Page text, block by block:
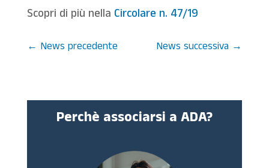
Scopri di più nella Circolare n. 47/19
← News precedente News successiva →
Perchè associarsi a ADA?